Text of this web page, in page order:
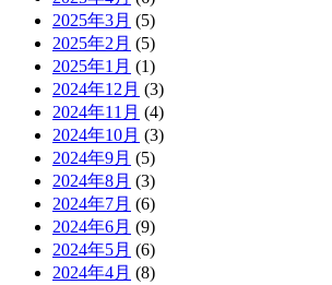
2025年3月 (5)
2025年2月 (5)
2025年1月 (1)
2024年12月 (3)
2024年11月 (4)
2024年10月 (3)
2024年9月 (5)
2024年8月 (3)
2024年7月 (6)
2024年6月 (9)
2024年5月 (6)
2024年4月 (8)